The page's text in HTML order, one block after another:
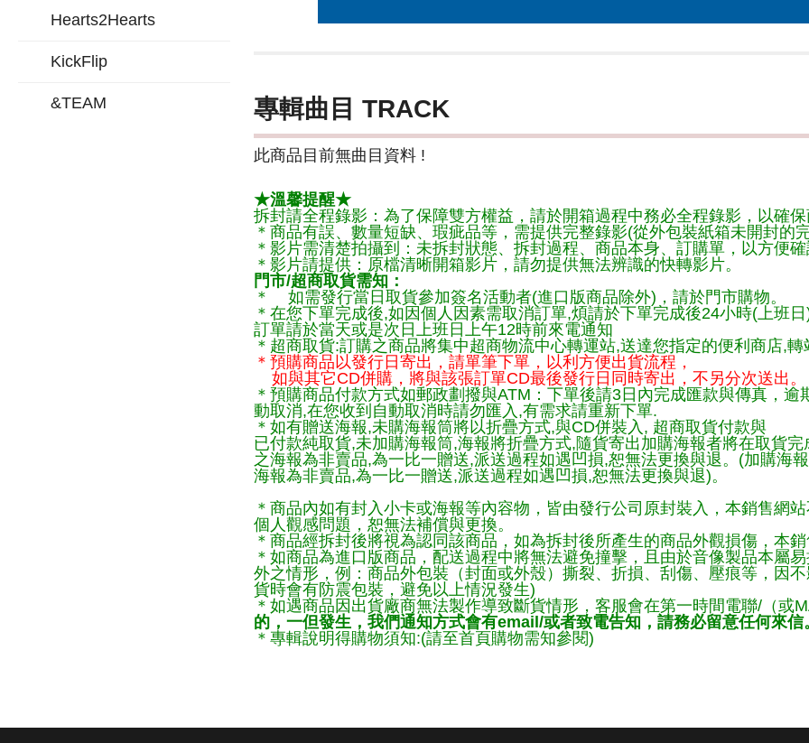
Hearts2Hearts
KickFlip
&TEAM 專輯曲目 TRACK
此商品目前無曲目資料 !
★溫馨提醒★
拆封請全程錄影：為了保障雙方權益，請於開箱過程中務必全程錄影，以確保
＊商品有誤、數量短缺、瑕疵品等，需提供完整錄影(從外包裝紙箱未開封的
＊影片需清楚拍攝到：未拆封狀態、拆封過程、商品本身、訂購單，以方便確
＊影片請提供：原檔清晰開箱影片，請勿提供無法辨識的快轉影片。
門市/超商取貨需知：
＊ 如需發行當日取貨參加簽名活動者(進口版商品除外)，請於門市購物。
＊在您下單完成後,如因個人因素需取消訂單,煩請於下單完成後24小時(上班
訂單請於當天或是次日上班日上午12時前來電通知
＊超商取貨:訂購之商品將集中超商物流中心轉運站,送達您指定的便利商店,
＊預購商品以發行日寄出，請單筆下單，以利方便出貨流程，
如與其它CD併購，將與該張訂單CD最後發行日同時寄出，不另分次送出。
＊預購商品付款方式如郵政劃撥與ATM：下單後請3日內完成匯款與傳真，
動取消,在您收到自動取消時請勿匯入,有需求請重新下單.
＊如有贈送海報,未購海報筒將以折疊方式,與CD併裝入, 超商取貨付款與
已付款純取貨,未加購海報筒,海報將折疊方式,隨貨寄出加購海報者將在取貨
之海報為非賣品,為一比一贈送,派送過程如遇凹損,恕無法更換與退。(加購海
海報為非賣品,為一比一贈送,派送過程如遇凹損,恕無法更換與退)。
＊商品內如有封入小卡或海報等內容物，皆由發行公司原封裝入，本銷售網
個人觀感問題，恕無法補償與更換。
＊商品經拆封後將視為認同該商品，如為拆封後所產生的商品外觀損傷，本
＊如商品為進口版商品，配送過程中將無法避免撞擊，且由於音像製品本屬
外之情形，例：商品外包裝（封面或外殼）撕裂、折損、刮傷、壓痕等，因
貨時會有防震包裝，避免以上情況發生)
＊如遇商品因出貨廠商無法製作導致斷貨情形，客服會在第一時間電聯/（或
的，一但發生，我們通知方式會有email/或者致電告知，請務必留意任何來信
＊專輯說明得購物須知:(請至首頁購物需知參閱)